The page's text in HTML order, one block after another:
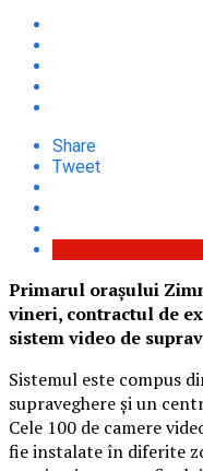
Share
Tweet
Primarul orașului
vineri, contractul de
sistem video de
Sistemul este compus
supraveghere și un
Cele 100 de camere
fie instalate în diferite